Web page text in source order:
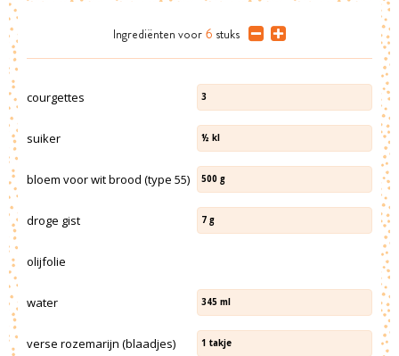
Ingrediënten voor 6 stuks
courgettes 3
suiker ½ kl
bloem voor wit brood (type 55) 500 g
droge gist 7 g
olijfolie
water 345 ml
verse rozemarijn (blaadjes) 1 takje